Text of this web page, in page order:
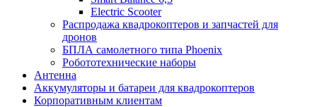
Electric Scooter
Распродажа квадрокоптеров и запчастей для
дронов
БПЛА самолетного типа Phoenix
Робототехнические наборы
Антенна
Аккумуляторы и батареи для квадрокоптеров
Корпоративным клиентам